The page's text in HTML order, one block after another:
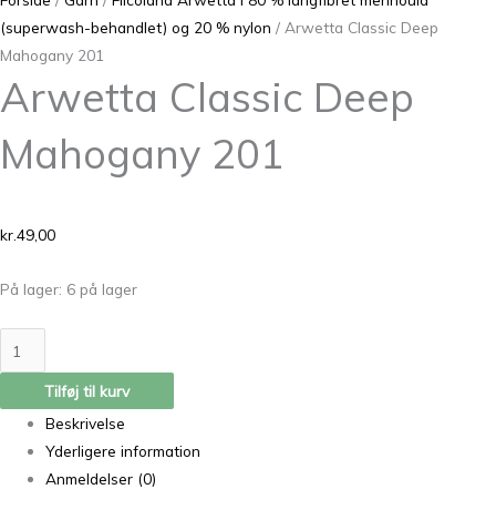
(superwash-behandlet) og 20 % nylon / Arwetta Classic Deep
Mahogany 201
Arwetta Classic Deep
Mahogany 201
kr.49,00
På lager: 6 på lager
Tilføj til kurv
Beskrivelse
Yderligere information
Anmeldelser (0)